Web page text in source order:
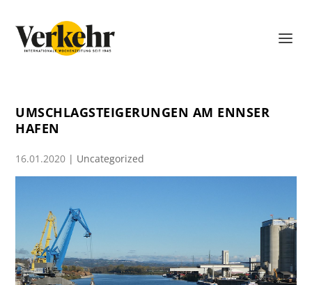
UMSCHLAGSTEIGERUNGEN AM ENNSER
HAFEN
16.01.2020 | Uncategorized